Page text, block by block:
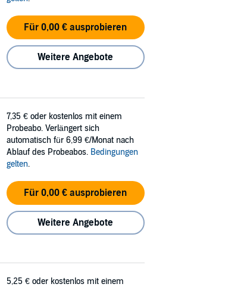
Für 0,00 € ausprobieren
Weitere Angebote
7,35 € oder kostenlos mit einem
Probeabo. Verlängert sich
automatisch für 6,99 €/Monat nach
Ablauf des Probeabos. Bedingungen
gelten.
Für 0,00 € ausprobieren
Weitere Angebote
5,25 € oder kostenlos mit einem